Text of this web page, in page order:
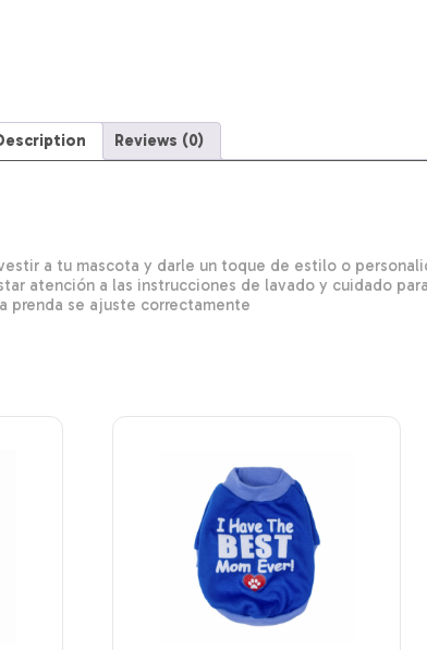
Reviews (0)
a tu mascota y darle un toque de estilo o
atención a las instrucciones de lavado y cuidado
prenda se ajuste correctamente